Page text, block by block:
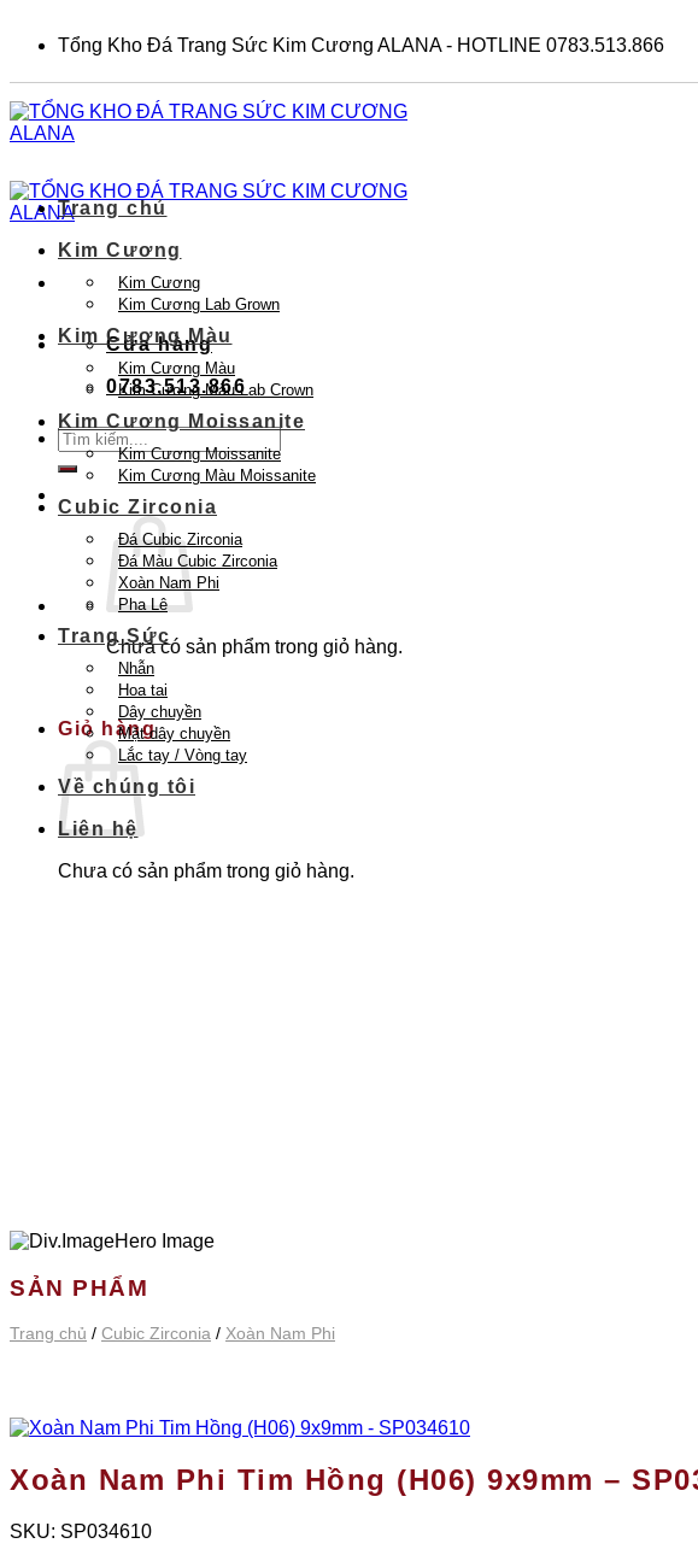
Tổng Kho Đá Trang Sức Kim Cương ALANA - HOTLINE 0783.513.866
Cửa hàng
0783.513.866
Tìm
kiếm:
Chưa có sản phẩm trong giỏ hàng.
Quay trở lại cửa hàng
Giỏ hàng
Chưa có sản phẩm trong giỏ hàng.
Trang chủ
Kim Cương
Kim Cương
Kim Cương Lab Grown
Kim Cương Màu
Kim Cương Màu
Kim Cương Màu Lab Crown
Kim Cương Moissanite
Kim Cương Moissanite
Kim Cương Màu Moissanite
Cubic Zirconia
Đá Cubic Zirconia
Đá Màu Cubic Zirconia
Xoàn Nam Phi
Pha Lê
Trang Sức
Nhẫn
Hoa tai
Dây chuyền
Mặt dây chuyền
Lắc tay / Vòng tay
Về chúng tôi
Liên hệ
SẢN PHẨM
Trang chủ / Cubic Zirconia / Xoàn Nam Phi
Xoàn Nam Phi Tim Hồng (H06) 9x9mm –
SKU: SP034610